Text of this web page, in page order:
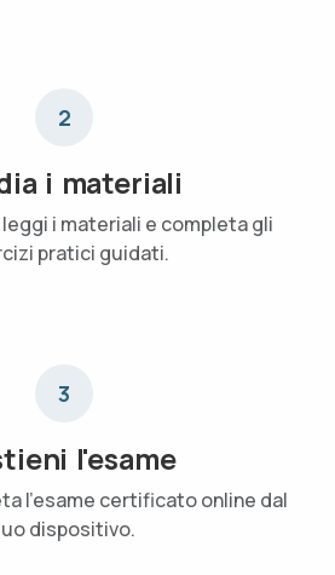
2
i materiali
i materiali e completa gli
pratici guidati.
3
l'esame
l'esame certificato online dal
dispositivo.